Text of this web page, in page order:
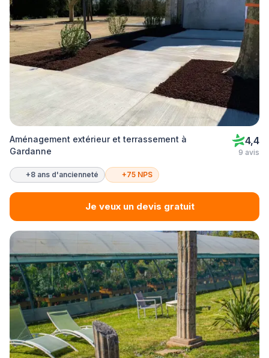
Aménagement extérieur et terrassement à
Gardanne
4,4
9 avis
+8 ans d'ancienneté +75 NPS
Je veux un devis gratuit